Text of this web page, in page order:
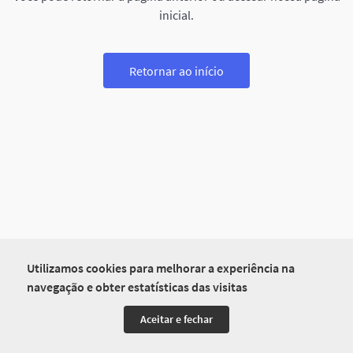
Utilizamos cookies para melhorar a experiência na
navegação e obter estatísticas das visitas
Aceitar e fechar
inicial.
Retornar ao início